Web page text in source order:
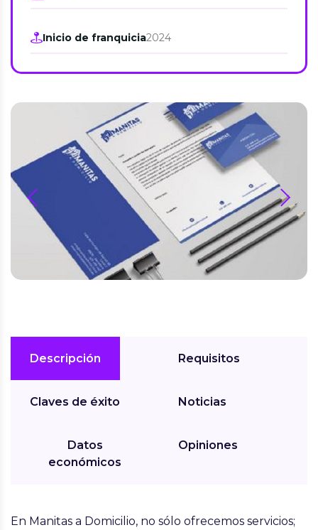
Inicio de franquicia2024
prev next
Descripción
Claves de éxito
Datos
económicos
Requisitos
Noticias
Opiniones
En Manitas a Domicilio, no sólo ofrecemos servicios;